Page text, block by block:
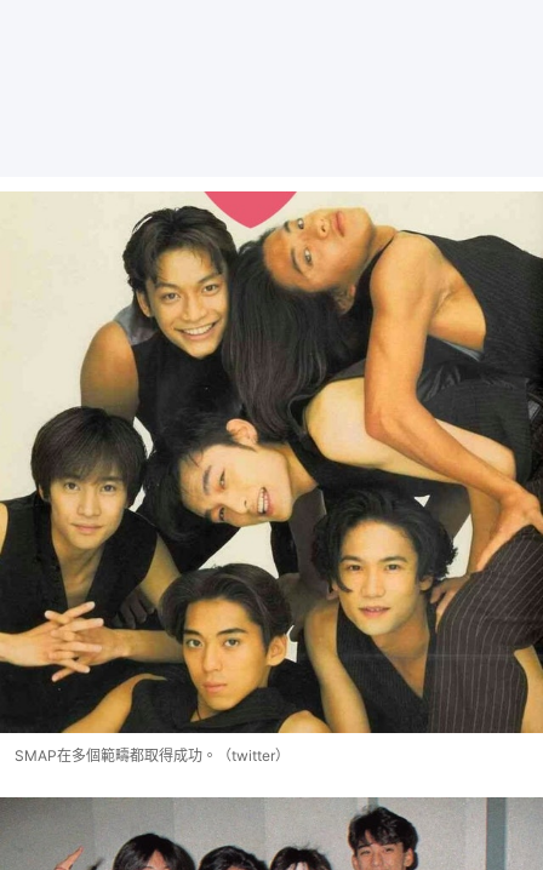
SMAP在多個範疇都取得成功。（twitter）